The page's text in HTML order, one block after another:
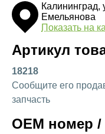
Калининград,
Емельянова
Показать на
Артикул
18218
Сообщите его
запчасть
OEM номер